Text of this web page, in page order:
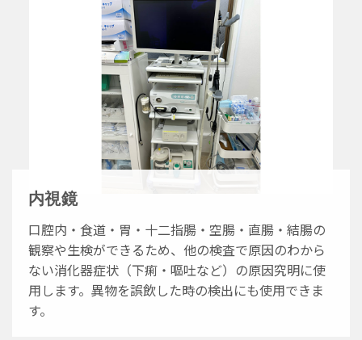
内視鏡
口腔内・食道・胃・十二指腸・空腸・直腸・結腸の
観察や生検ができるため、他の検査で原因のわから
ない消化器症状（下痢・嘔吐など）の原因究明に使
用します。異物を誤飲した時の検出にも使用できま
す。